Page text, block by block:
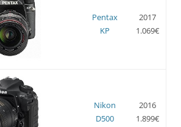
Pentax
KP
2017
1.069€
Nikon
D500
2016
1.899€